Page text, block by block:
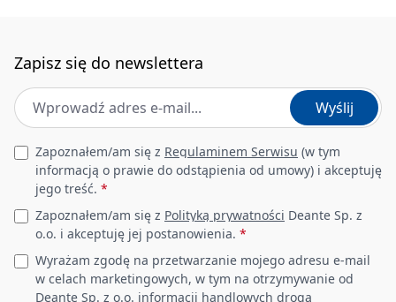
Zestaw montażowy w
komplecie
Umywalka
Wykończenie biały
Materiał ceramika
Zapisz się do newslettera
Adres e-mail *
Wyślij
Leave this field empty
Zapoznałem/am się z Regulaminem Serwisu (w tym
informacją o prawie do odstąpienia od umowy) i akceptuję
jego treść. *
Zapoznałem/am się z Polityką prywatności Deante Sp. z
o.o. i akceptuję jej postanowienia. *
Wyrażam zgodę na przetwarzanie mojego adresu e-mail
w celach marketingowych, w tym na otrzymywanie od
Deante Sp. z o.o. informacji handlowych drogą